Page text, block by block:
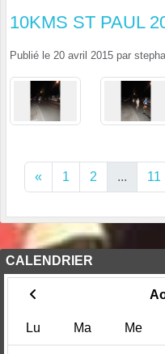
10KMS ST PAUL
Publié le 20 avril 2015 par
« 1 2 ... 11
CALENDRIER
Lu Ma Me